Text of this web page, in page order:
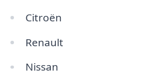
Citroën
Renault
Nissan